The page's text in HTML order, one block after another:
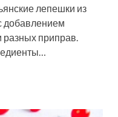
лепешки из
добавлением
разных приправ.